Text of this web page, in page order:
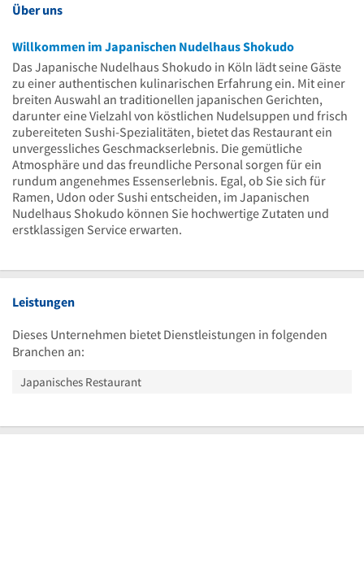
Über uns
Willkommen im Japanischen Nudelhaus Shokudo
Das Japanische Nudelhaus Shokudo in Köln lädt seine Gäste
zu einer authentischen kulinarischen Erfahrung ein. Mit einer
breiten Auswahl an traditionellen japanischen Gerichten,
darunter eine Vielzahl von köstlichen Nudelsuppen und frisch
zubereiteten Sushi-Spezialitäten, bietet das Restaurant ein
unvergessliches Geschmackserlebnis. Die gemütliche
Atmosphäre und das freundliche Personal sorgen für ein
rundum angenehmes Essenserlebnis. Egal, ob Sie sich für
Ramen, Udon oder Sushi entscheiden, im Japanischen
Nudelhaus Shokudo können Sie hochwertige Zutaten und
erstklassigen Service erwarten.
Leistungen
Dieses Unternehmen bietet Dienstleistungen in folgenden
Branchen an:
Japanisches Restaurant